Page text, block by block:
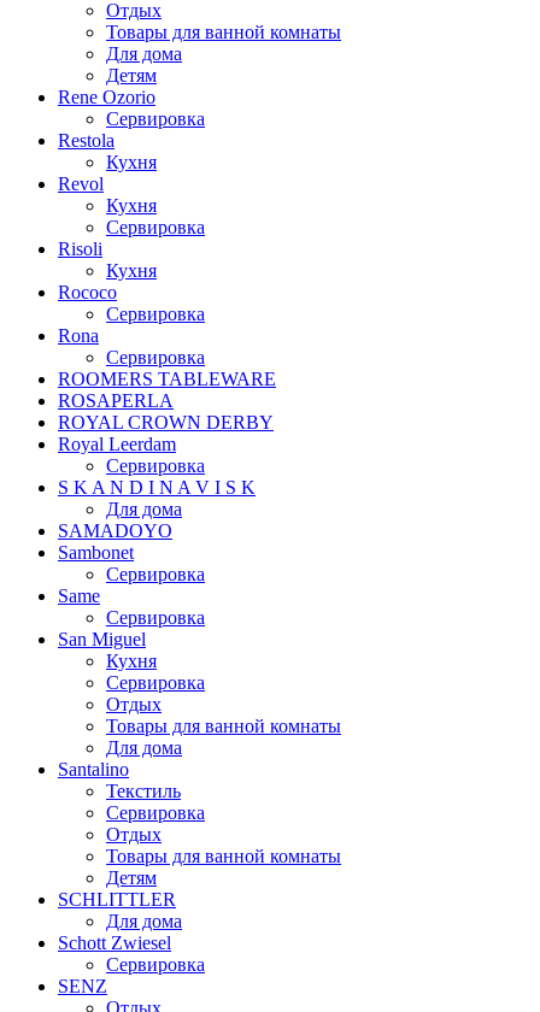
Отдых
Товары для ванной комнаты
Для дома
Детям
Rene Ozorio
Сервировка
Restola
Кухня
Revol
Кухня
Сервировка
Risoli
Кухня
Rococo
Сервировка
Rona
Сервировка
ROOMERS TABLEWARE
ROSAPERLA
ROYAL CROWN DERBY
Royal Leerdam
Сервировка
S K A N D I N A V I S K
Для дома
SAMADOYO
Sambonet
Сервировка
Same
Сервировка
San Miguel
Кухня
Сервировка
Отдых
Товары для ванной комнаты
Для дома
Santalino
Текстиль
Сервировка
Отдых
Товары для ванной комнаты
Детям
SCHLITTLER
Для дома
Schott Zwiesel
Сервировка
SENZ